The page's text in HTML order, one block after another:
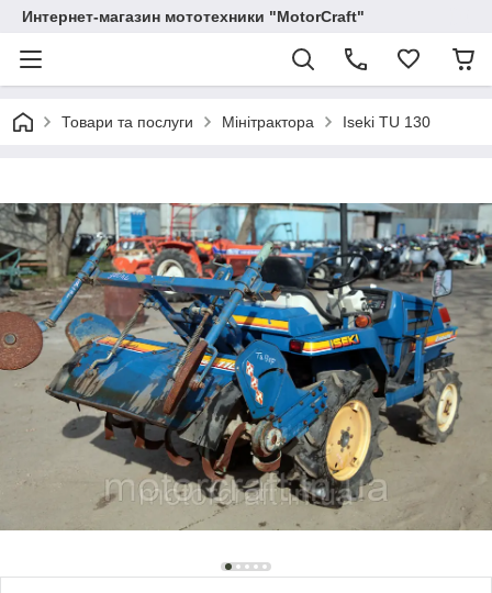
Интернет-магазин мототехники "MotorCraft"
Товари та послуги Мінітрактора Iseki TU 130